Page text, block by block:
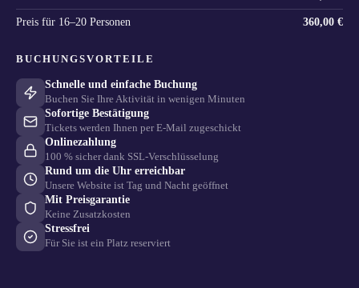
Preis für 16–20 Personen 360,00 €
BUCHUNGSVORTEILE
Schnelle und einfache Buchung
Buchen Sie Ihre Aktivität in wenigen Minuten
Sofortige Bestätigung
Tickets werden Ihnen per E-Mail zugeschickt
Onlinezahlung
100 % sicher dank SSL-Verschlüsselung
Rund um die Uhr erreichbar
Unsere Website ist Tag und Nacht geöffnet
Mit Preisgarantie
Keine Zusatzkosten
Stressfrei
Für Sie ist ein Platz reserviert